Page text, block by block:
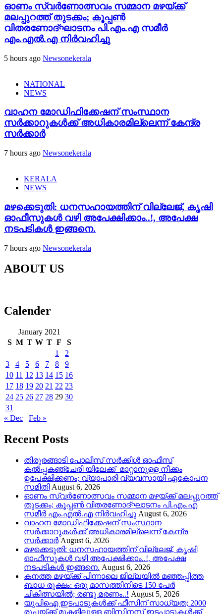
ഓണം സ്വർണോത്സവം സമ്മാന മഴയ്ക്ക്
മലപ്പുറത്ത് തുടക്കം; കൂപ്പൺ
വിതരണോദ്ഘാടനം പി.എം.എ സമീർ
എം.എൽ.എ നിർവഹിച്ചു
5 hours ago Newsonekerala
NATIONAL
NEWS
വാഹന മോഡിഫിക്കേഷന് സംസ്ഥാന
സർക്കാറുകൾക്ക് അധികാരമില്ലെന്ന് കേന്ദ്ര
സർക്കാർ
7 hours ago Newsonekerala
KERALA
NEWS
മഴക്കെടുതി: ധനസഹായത്തിന് വില്ലേജ്, കൃഷി
ഓഫീസുകൾ വഴി അപേക്ഷിക്കാം..!, അപേക്ഷ
നടപടികൾ ഇങ്ങനെ.
7 hours ago Newsonekerala
ABOUT US
Calender
January 2021
S M T W T F
S
1
2
3
4 5 6 7 8
9
10 11 12 13 14 15 16
17 18 19 20 21 22 23
24 25 26 27 28 29 30
31
« Dec
Feb »
Recent Posts
തിരുരങ്ങാടി പോലീസ് സർക്കിൾ ഓഫീസ്
കൽപ്പകഞ്ചേരി യിലേക്ക് മാറ്റാനുള്ള നീക്കം
ഉപേക്ഷിക്കണം; വ്യാപാരി വ്യവസായി ഏകോപന
സമിതി August 6, 2026
ഓണം സ്വർണോത്സവം സമ്മാന മഴയ്ക്ക് മലപ്പുറത്ത്
തുടക്കം; കൂപ്പൺ വിതരണോദ്ഘാടനം പി.എം.എ
സമീർ എം.എൽ.എ നിർവഹിച്ചു August 6, 2026
വാഹന മോഡിഫിക്കേഷന് സംസ്ഥാന
സർക്കാറുകൾക്ക് അധികാരമില്ലെന്ന് കേന്ദ്ര
സർക്കാർ August 6, 2026
മഴക്കെടുതി: ധനസഹായത്തിന് വില്ലേജ്, കൃഷി
ഓഫീസുകൾ വഴി അപേക്ഷിക്കാം..!, അപേക്ഷ
നടപടികൾ ഇങ്ങനെ. August 6, 2026
കനത്ത മഴയ്‌ക്ക് പിന്നാലെ ജില്ലയിൽ മഞ്ഞപ്പിത്ത
ബാധ രൂക്ഷം: ഒരു മാസത്തിനിടെ 150 പേർ
ചികിത്സയിൽ; രണ്ടു മരണം..! August 5, 2026
യുപിഐ ഇടപാടുകൾക്ക് ഫീസിന് സാധ്യത; 2000
രൂപയ്ക്ക് മുകളിലുള്ള ബിസിനസ് ഇടപാടുകൾക്ക്